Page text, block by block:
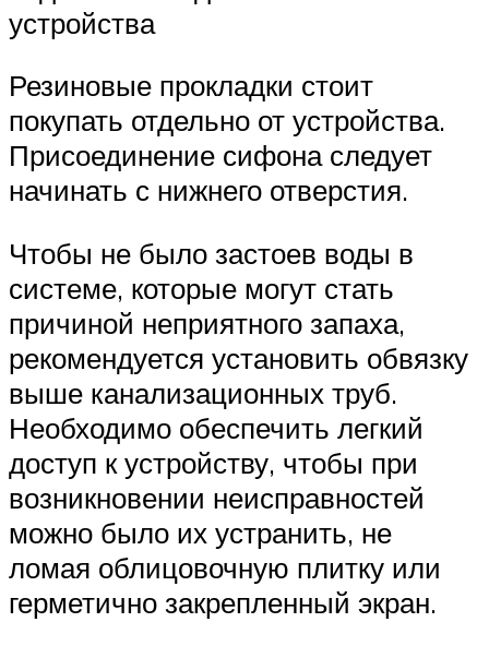
устройства
Резиновые прокладки стоит
покупать отдельно от устройства.
Присоединение сифона следует
начинать с нижнего отверстия.
Чтобы не было застоев воды в
системе, которые могут стать
причиной неприятного запаха,
рекомендуется установить обвязку
выше канализационных труб.
Необходимо обеспечить легкий
доступ к устройству, чтобы при
возникновении неисправностей
можно было их устранить, не
ломая облицовочную плитку или
герметично закрепленный экран.